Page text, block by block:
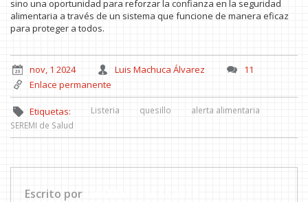
sino una oportunidad para reforzar la confianza en la seguridad
alimentaria a través de un sistema que funcione de manera eficaz
para proteger a todos.
nov, 1 2024 Luis Machuca Álvarez
11
Enlace permanente
Etiquetas: Listeria quesillo
alerta alimentaria
SEREMI de Salud
Escrito por